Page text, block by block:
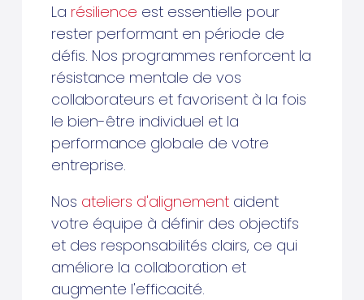
La résilience est essentielle pour
rester performant en période de
défis. Nos programmes renforcent la
résistance mentale de vos
collaborateurs et favorisent à la fois
le bien-être individuel et la
performance globale de votre
entreprise.
Nos ateliers d'alignementaident
votre équipe à définir des objectifs
et des responsabilités clairs, ce qui
améliore la collaboration et
augmente l'efficacité.